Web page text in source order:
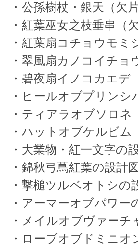
・公孫樹杖・銀天（欠片
・紅葉巫女之枝垂串（欠
・紅葉扇コチョウモミ
・翠風扇カノコイチョ
・碧夜扇イノコカエデ
・ヒールオブプリンシ
・ティアラオブソロネ
・ハットオブケルビム
・大業物・紅一文字の
・錦秋弓蔦紅葉の設計図
・撃槌ツルベオトシの
・アーマーオブパワー
・メイルオブヴァーチ
・ローブオブドミニオ